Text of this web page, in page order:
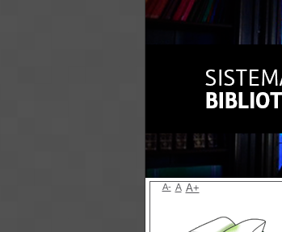
A- A A+